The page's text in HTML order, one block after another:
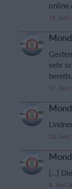
19. Juni
sehr
17. Juni
13. Juni
[…]
8. Juni